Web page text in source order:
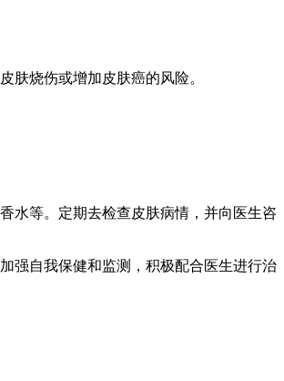
肤烧伤或增加皮肤癌的风险。
水等。定期去检查皮肤病情，并向医生咨
强自我保健和监测，积极配合医生进行治